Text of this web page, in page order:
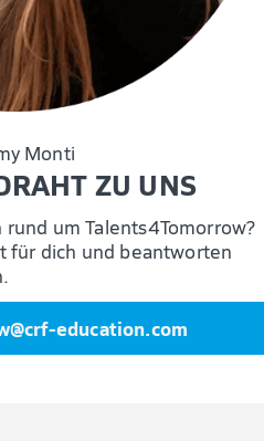
Monti
ZU UNS
um Talents4Tomorrow?
für dich und beantworten
education.com